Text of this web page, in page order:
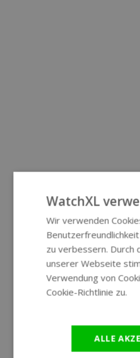
WatchXL
Wir verwenden
zu verbessern. Durch
unserer Webseite
Verwendung von
Cookie-Richtlinie zu.
ALLE